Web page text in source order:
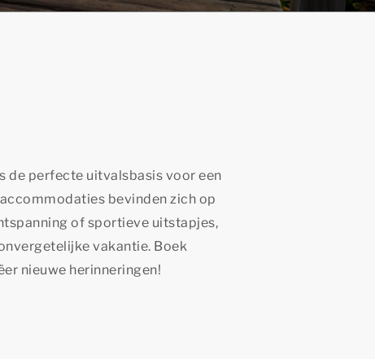
de perfecte uitvalsbasis voor een
bevinden zich op
of sportieve uitstapjes,
vakantie. Boek
nieuwe herinneringen!